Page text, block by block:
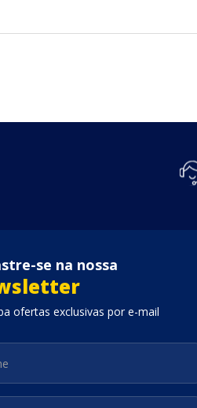
se na nossa
ofertas exclusivas por e-mail